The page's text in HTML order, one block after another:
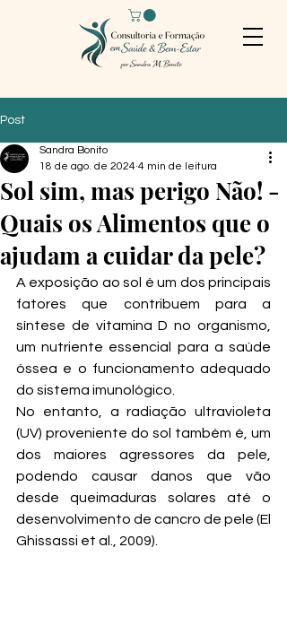
Post
Sol sim, mas perigo Não! -
Quais os Alimentos que o
ajudam a cuidar da pele?
Sandra Bonito
18 de ago. de 2024 4 min de leitura
A exposição ao sol é um dos principais
fatores que contribuem para a
síntese de vitamina D no organismo,
um nutriente essencial para a saúde
óssea e o funcionamento adequado
do sistema imunológico.
No entanto, a radiação ultravioleta
(UV) proveniente do sol também é, um
dos maiores agressores da pele,
podendo causar danos que vão
desde queimaduras solares até o
desenvolvimento de cancro de pele (El
Ghissassi et al., 2009).